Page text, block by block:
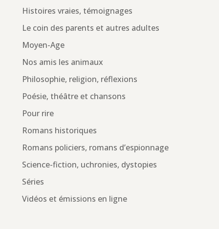
Histoires vraies, témoignages
Le coin des parents et autres adultes
Moyen-Age
Nos amis les animaux
Philosophie, religion, réflexions
Poésie, théâtre et chansons
Pour rire
Romans historiques
Romans policiers, romans d’espionnage
Science-fiction, uchronies, dystopies
Séries
Vidéos et émissions en ligne